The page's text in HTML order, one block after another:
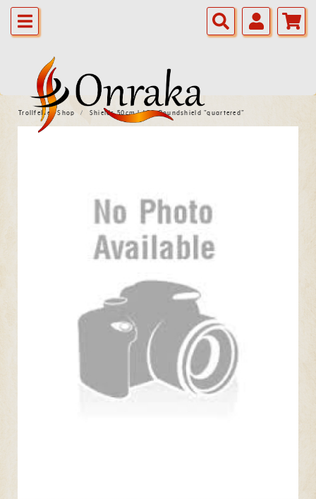
Trollfelsen Shop Shields 50cm LARP-Roundshield "quartered"